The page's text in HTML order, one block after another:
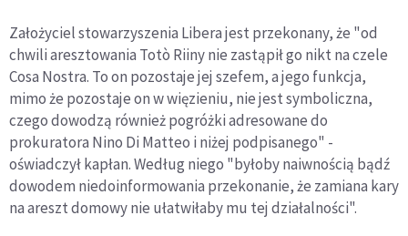
Założyciel stowarzyszenia Libera jest przekonany, że "od
chwili aresztowania Totò Riiny nie zastąpił go nikt na czele
Cosa Nostra. To on pozostaje jej szefem, a jego funkcja,
mimo że pozostaje on w więzieniu, nie jest symboliczna,
czego dowodzą również pogróżki adresowane do
prokuratora Nino Di Matteo i niżej podpisanego" -
oświadczył kapłan. Według niego "byłoby naiwnością bądź
dowodem niedoinformowania przekonanie, że zamiana kary
na areszt domowy nie ułatwiłaby mu tej działalności".